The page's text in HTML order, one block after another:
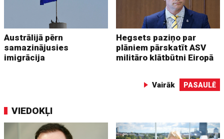
Austrālijā pērn
samazinājusies
imigrācija
Hegsets paziņo par
plāniem pārskatīt ASV
militāro klātbūtni Eiropā
Vairāk PASAULĒ
VIEDOKĻI